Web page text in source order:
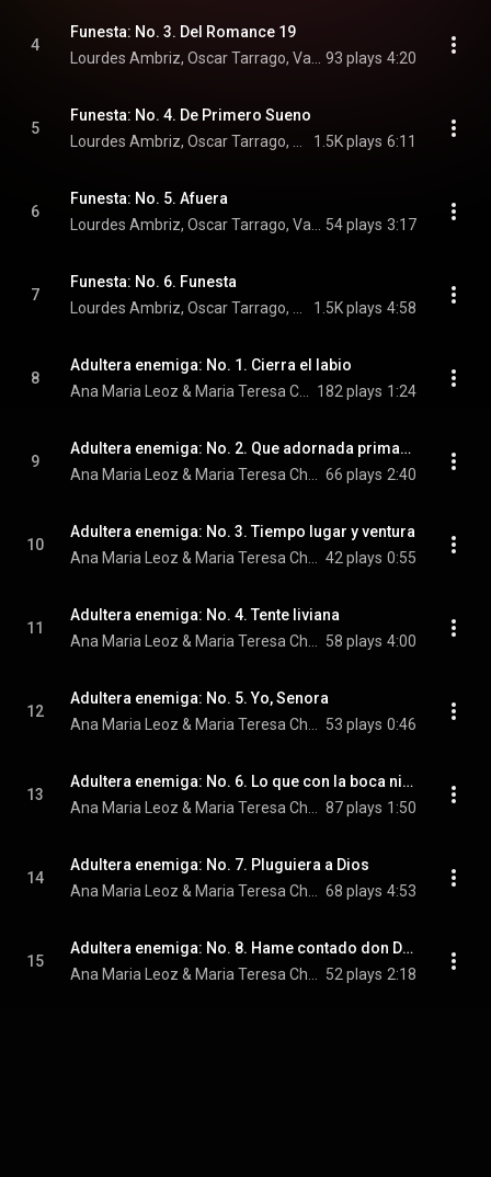
4
Funesta: No. 3. Del Romance 19
93 plays 4:20
5
Funesta: No. 4. De Primero Sueno
1.5K plays 6:11
6
Funesta: No. 5. Afuera
54 plays 3:17
7
Funesta: No. 6. Funesta
1.5K plays 4:58
8
Adultera enemiga: No. 1. Cierra el labio
182 plays 1:24
9
Adultera enemiga: No. 2. Que adornada primavera
66 plays 2:40
10
Adultera enemiga: No. 3. Tiempo lugar y ventura
42 plays 0:55
11
Adultera enemiga: No. 4. Tente liviana
58 plays 4:00
12
Adultera enemiga: No. 5. Yo, Senora
53 plays 0:46
13
Adultera enemiga: No. 6. Lo que con la boca niego
87 plays 1:50
14
Adultera enemiga: No. 7. Pluguiera a Dios
68 plays 4:53
15
Adultera enemiga: No. 8. Hame contado don Diego
52 plays 2:18